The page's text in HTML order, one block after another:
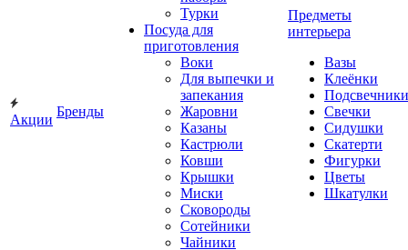
Акции
Бренды
Турки
Посуда для
приготовления
Воки
Для выпечки и
запекания
Жаровни
Казаны
Кастрюли
Ковши
Крышки
Миски
Сковороды
Сотейники
Чайники
Предметы
интерьера
Вазы
Клеёнки
Подсвечники
Свечки
Сидушки
Скатерти
Фигурки
Цветы
Шкатулки